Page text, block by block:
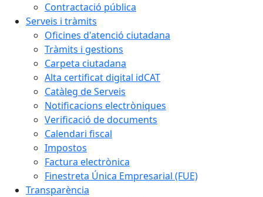
Contractació pública
Serveis i tràmits
Oficines d'atenció ciutadana
Tràmits i gestions
Carpeta ciutadana
Alta certificat digital idCAT
Catàleg de Serveis
Notificacions electròniques
Verificació de documents
Calendari fiscal
Impostos
Factura electrònica
Finestreta Única Empresarial (FUE)
Transparència